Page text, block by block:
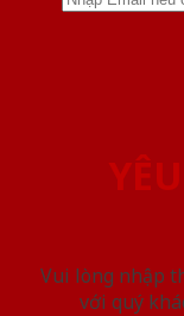
Vui lòng nhập
với quý